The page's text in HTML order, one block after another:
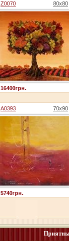
Z0070 80x80
16400грн.
A0393 70x90
5740грн.